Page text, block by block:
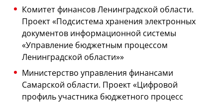
Комитет финансов Ленинградской области.
Проект «Подсистема хранения электронных
документов информационной системы
«Управление бюджетным процессом
Ленинградской области»»
Министерство управления финансами
Самарской области. Проект «Цифровой
профиль участника бюджетного процесс